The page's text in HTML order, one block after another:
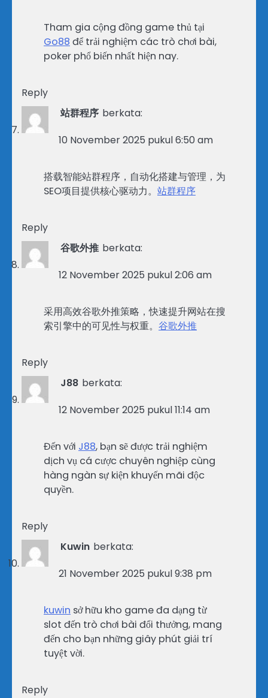
Tham gia cộng đồng game thủ tại
Go88 để trải nghiệm các trò chơi bài,
poker phổ biến nhất hiện nay.
Reply
站群程序 berkata:
10 November 2025 pukul 6:50 am
搭载智能站群程序，自动化搭建与管理，为
SEO项目提供核心驱动力。 站群程序
Reply
谷歌外推 berkata:
12 November 2025 pukul 2:06 am
采用高效谷歌外推策略，快速提升网站在搜
索引擎中的可见性与权重。 谷歌外推
Reply
J88 berkata:
12 November 2025 pukul 11:14 am
Đến với J88, bạn sẽ được trải nghiệm
dịch vụ cá cược chuyên nghiệp cùng
hàng ngàn sự kiện khuyến mãi độc
quyền.
Reply
Kuwin berkata:
21 November 2025 pukul 9:38 pm
kuwin sở hữu kho game đa dạng từ
slot đến trò chơi bài đổi thưởng, mang
đến cho bạn những giây phút giải trí
tuyệt vời.
Reply